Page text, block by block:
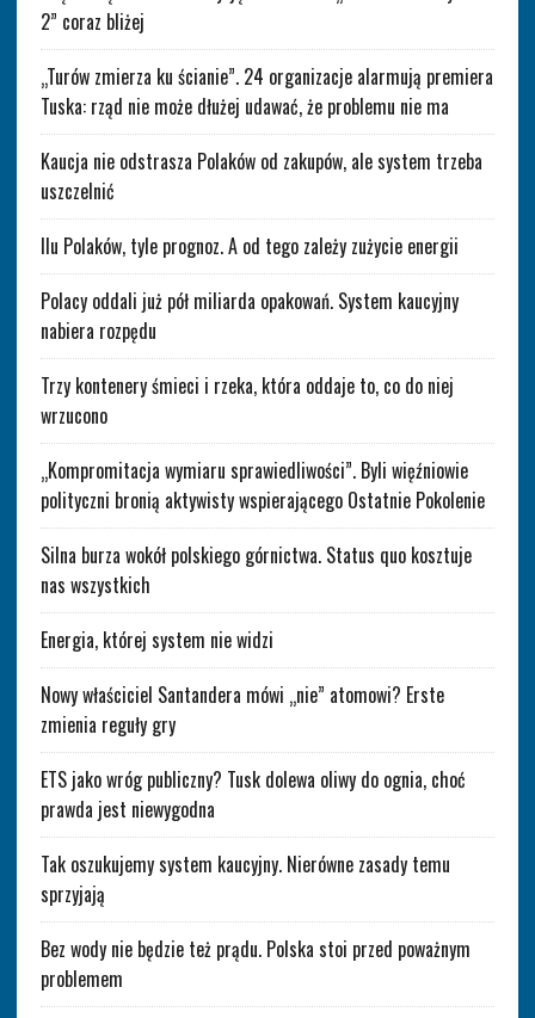
2” coraz bliżej
„Turów zmierza ku ścianie”. 24 organizacje alarmują premiera
Tuska: rząd nie może dłużej udawać, że problemu nie ma
Kaucja nie odstrasza Polaków od zakupów, ale system trzeba
uszczelnić
Ilu Polaków, tyle prognoz. A od tego zależy zużycie energii
Polacy oddali już pół miliarda opakowań. System kaucyjny
nabiera rozpędu
Trzy kontenery śmieci i rzeka, która oddaje to, co do niej
wrzucono
„Kompromitacja wymiaru sprawiedliwości”. Byli więźniowie
polityczni bronią aktywisty wspierającego Ostatnie Pokolenie
Silna burza wokół polskiego górnictwa. Status quo kosztuje
nas wszystkich
Energia, której system nie widzi
Nowy właściciel Santandera mówi „nie” atomowi? Erste
zmienia reguły gry
ETS jako wróg publiczny? Tusk dolewa oliwy do ognia, choć
prawda jest niewygodna
Tak oszukujemy system kaucyjny. Nierówne zasady temu
sprzyjają
Bez wody nie będzie też prądu. Polska stoi przed poważnym
problemem